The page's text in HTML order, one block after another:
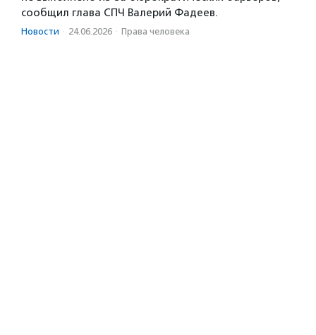
сообщил глава СПЧ Валерий Фадеев.
Новости · 24.06.2026 · Права человека